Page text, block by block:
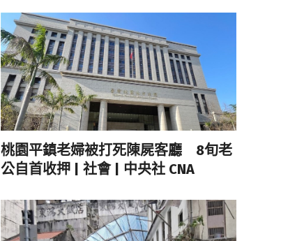
桃園平鎮老婦被打死陳屍客廳 8旬老
公自首收押 | 社會 | 中央社 CNA